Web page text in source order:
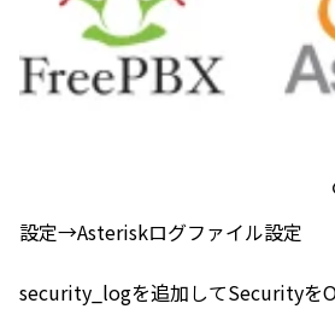
設定→Asteriskログファイル設定
security_logを追加してSecurityを